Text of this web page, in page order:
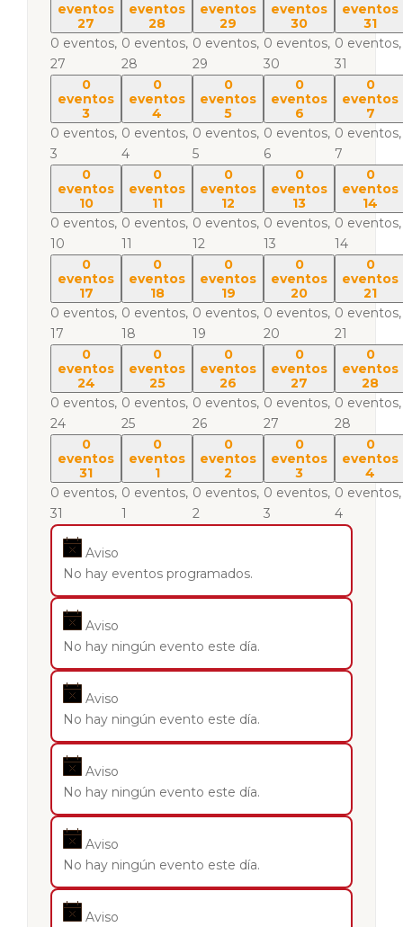
eventos
27
0 eventos,
27
eventos
28
0 eventos,
28
eventos
29
0 eventos,
29
eventos
30
0 eventos,
30
eventos
31
0 eventos,
31
0
eventos
3
0 eventos,
3
0
eventos
4
0 eventos,
4
0
eventos
5
0 eventos,
5
0
eventos
6
0 eventos,
6
0
eventos
7
0 eventos,
7
0
eventos
10
0 eventos,
10
0
eventos
11
0 eventos,
11
0
eventos
12
0 eventos,
12
0
eventos
13
0 eventos,
13
0
eventos
14
0 eventos,
14
0
eventos
17
0 eventos,
17
0
eventos
18
0 eventos,
18
0
eventos
19
0 eventos,
19
0
eventos
20
0 eventos,
20
0
eventos
21
0 eventos,
21
0
eventos
24
0 eventos,
24
0
eventos
25
0 eventos,
25
0
eventos
26
0 eventos,
26
0
eventos
27
0 eventos,
27
0
eventos
28
0 eventos,
28
0
eventos
31
0 eventos,
31
0
eventos
1
0 eventos,
1
0
eventos
2
0 eventos,
2
0
eventos
3
0 eventos,
3
0
eventos
4
0 eventos,
4
Aviso
No hay eventos programados.
Aviso
No hay ningún evento este día.
Aviso
No hay ningún evento este día.
Aviso
No hay ningún evento este día.
Aviso
No hay ningún evento este día.
Aviso